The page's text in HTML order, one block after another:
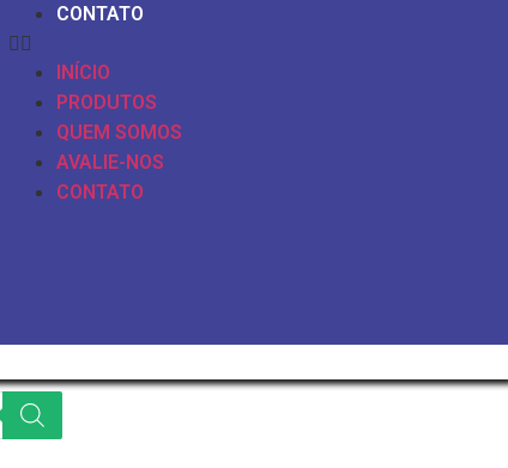
CONTATO
INÍCIO
PRODUTOS
QUEM SOMOS
AVALIE-NOS
CONTATO